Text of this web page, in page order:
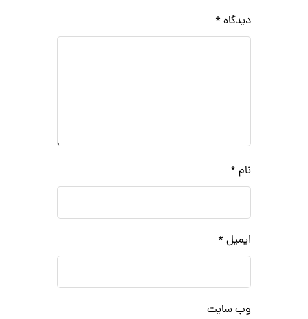
دیدگاه *
نام *
ایمیل *
وب‌ سایت